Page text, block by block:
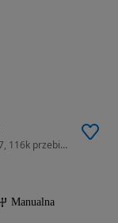
998 cm3 • 66 KM • Hyundai i10, salon Polska, 2017, 116k przebieg
Manualna